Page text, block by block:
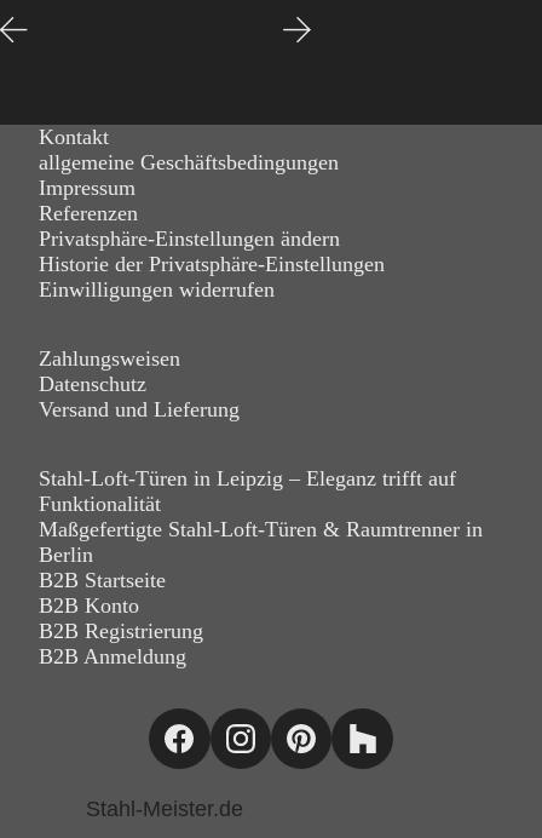
Kontakt
allgemeine Geschäftsbedingungen
Impressum
Referenzen
Privatsphäre-Einstellungen ändern
Historie der Privatsphäre-Einstellungen
Einwilligungen widerrufen
Zahlungsweisen
Datenschutz
Versand und Lieferung
Stahl-Loft-Türen in Leipzig – Eleganz trifft auf
Funktionalität
Maßgefertigte Stahl-Loft-Türen & Raumtrenner in
Berlin
B2B Startseite
B2B Konto
B2B Registrierung
B2B Anmeldung
Stahl-Meister.de